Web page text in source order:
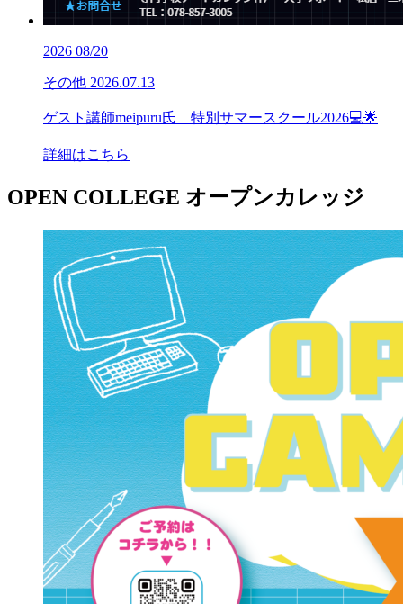
2026 08/20
その他 2026.07.13
ゲスト講師meipuru氏 特別サマースクール2026💻🌟
詳細はこちら
OPEN COLLEGE オープンカレッジ